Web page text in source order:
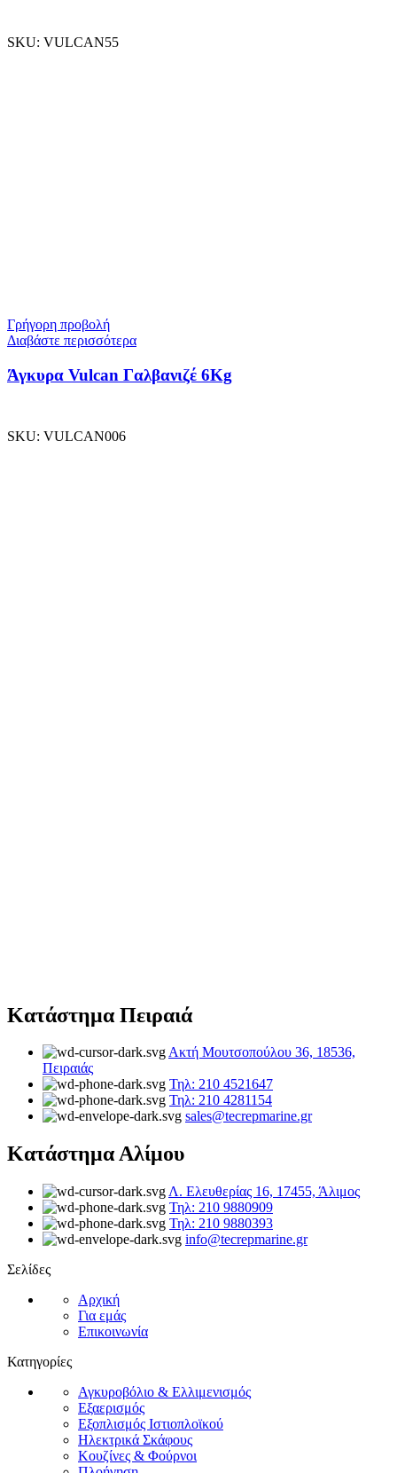
SKU: VULCAN55
Γρήγορη προβολή
Διαβάστε περισσότερα
Άγκυρα Vulcan Γαλβανιζέ 6Kg
SKU: VULCAN006
Κατάστημα Πειραιά
Ακτή Μουτσοπούλου 36, 18536,
Πειραιάς
Τηλ: 210 4521647
Τηλ: 210 4281154
sales@tecrepmarine.gr
Κατάστημα Αλίμου
Λ. Ελευθερίας 16, 17455, Άλιμος
Τηλ: 210 9880909
Τηλ: 210 9880393
info@tecrepmarine.gr
Σελίδες
Αρχική
Για εμάς
Επικοινωνία
Κατηγορίες
Αγκυροβόλιο & Ελλιμενισμός
Εξαερισμός
Εξοπλισμός Ιστιοπλοϊκού
Ηλεκτρικά Σκάφους
Κουζίνες & Φούρνοι